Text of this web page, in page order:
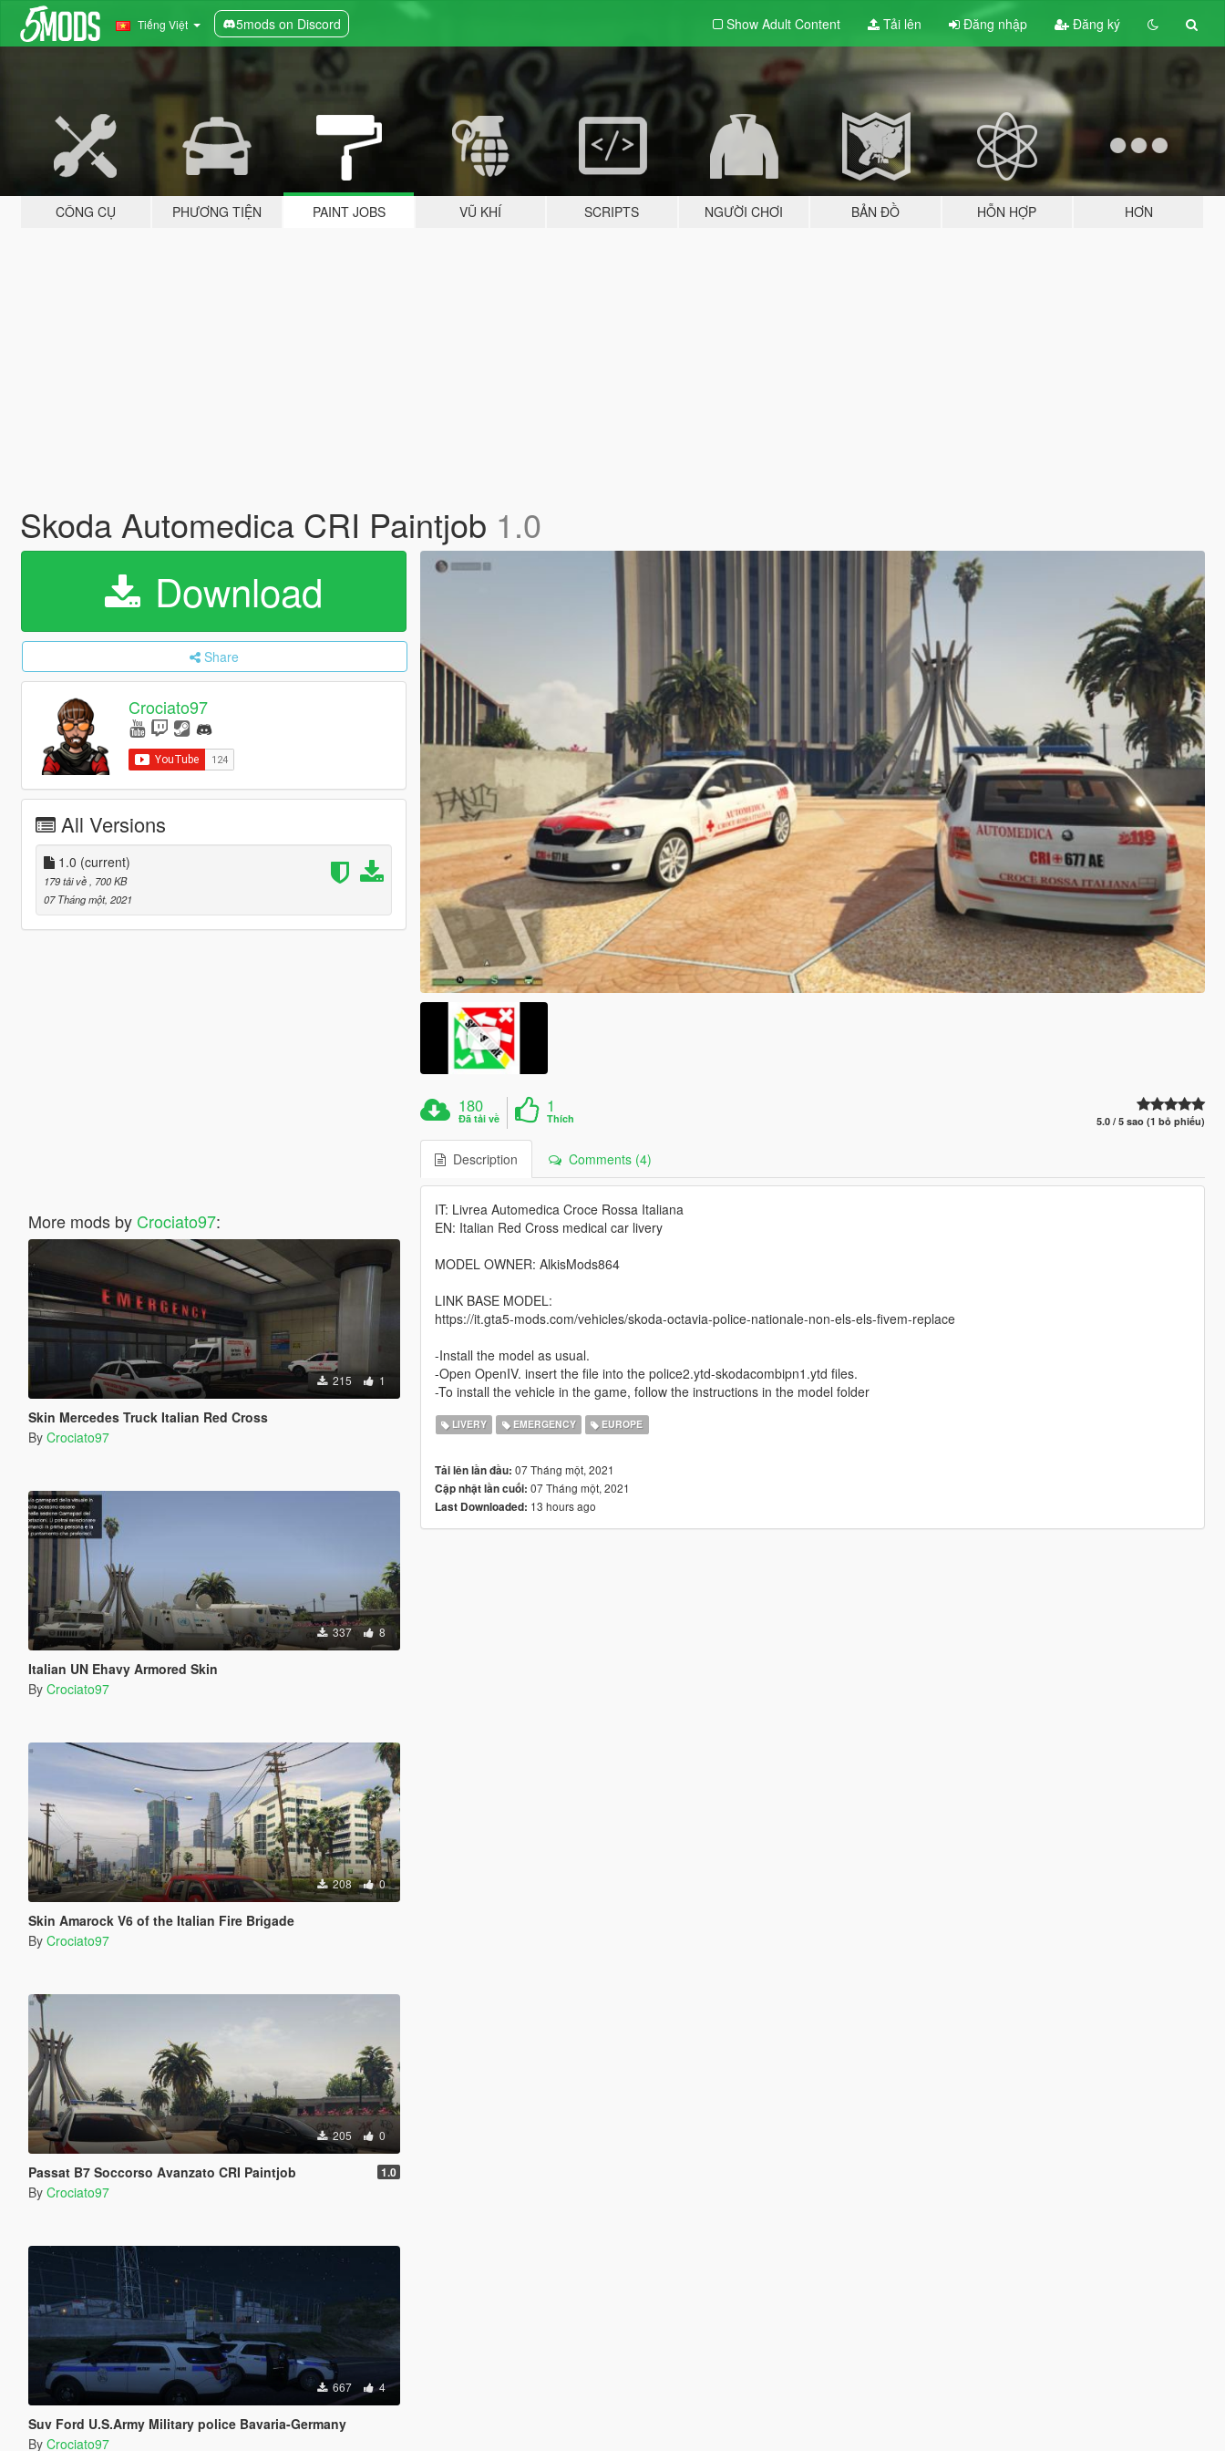
Tiếng Việt 5mods on Discord Show Adult Content Tải lên Đăng nhập Đăng ký
CÔNG CỤ PHƯƠNG TIỆN PAINT JOBS VŨ KHÍ SCRIPTS NGƯỜI CHƠI BẢN ĐỒ HỖN HỢP HƠN
Skoda Automedica CRI Paintjob 1.0
Download
Share
Crociato97
All Versions
1.0 (current)
179 tải về
, 700 KB
07 Tháng một, 2021
More mods by Crociato97:
215 1
Skin Mercedes Truck Italian Red Cross
By Crociato97
337 8
Italian UN Ehavy Armored Skin
By Crociato97
208 0
Skin Amarock V6 of the Italian Fire Brigade
By Crociato97
205 0
Passat B7 Soccorso Avanzato CRI Paintjob 1.0
By Crociato97
667 4
Suv Ford U.S.Army Military police Bavaria-Germany
By Crociato97
180
Đã tải về
1
Thích 5.0 / 5 sao (1 bỏ phiếu)
Description Comments (4)
IT: Livrea Automedica Croce Rossa Italiana
EN: Italian Red Cross medical car livery
MODEL OWNER: AlkisMods864
LINK BASE MODEL:
https://it.gta5-mods.com/vehicles/skoda-octavia-police-nationale-non-els-els-fivem-replace
-Install the model as usual.
-Open OpenIV. insert the file into the police2.ytd-skodacombipn1.ytd files.
-To install the vehicle in the game, follow the instructions in the model folder
LIVERY EMERGENCY EUROPE
Tải lên lần đầu: 07 Tháng một, 2021
Cập nhật lần cuối: 07 Tháng một, 2021
Last Downloaded: 13 hours ago